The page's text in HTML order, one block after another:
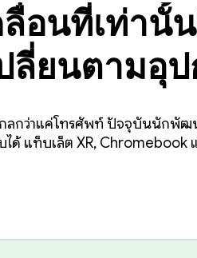
อนที่เท่านั้
ลี่ยนตามอุ
รายการจ
างแอปที่
ลกว่าแค่โทรศัพท์ ปัจจุบันนักพั
ด้ แท็บเล็ต XR, Chromebook